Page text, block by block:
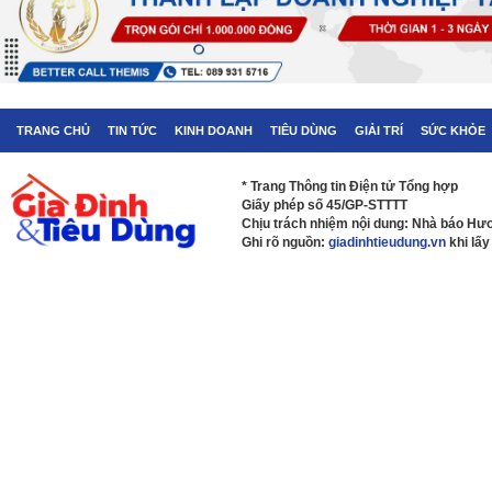
TRANG CHỦ TIN TỨC KINH DOANH TIÊU DÙNG GIẢI TRÍ SỨC KHỎE
* Trang Thông tin Điện tử Tổng hợp
Giấy phép số 45/GP-STTTT
Chịu trách nhiệm nội dung: Nhà báo
Ghi rõ nguồn: giadinhtieudung.vn khi